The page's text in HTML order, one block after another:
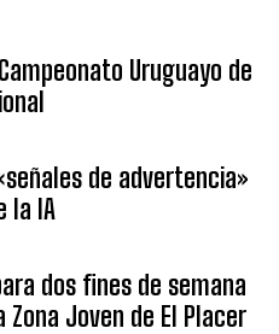
Uruguayo de
de advertencia»
la IA
dos fines de semana
Joven de El Placer